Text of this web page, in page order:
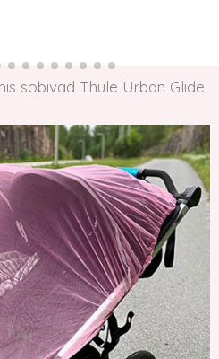
sobivad Thule Urban Glide